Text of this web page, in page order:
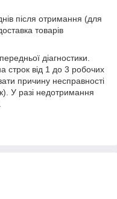
після отримання (для
товарів
діагностики.
строк від 1 до 3 робочих
причину несправності
У разі недотримання